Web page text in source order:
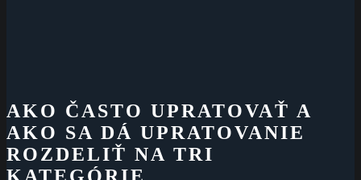
AKO ČASTO UPRATOVAŤ A
AKO SA DÁ UPRATOVANIE
ROZDELIŤ NA TRI
KATEGÓRIE